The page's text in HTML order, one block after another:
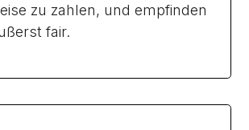
zu zahlen, und empfinden
fair.